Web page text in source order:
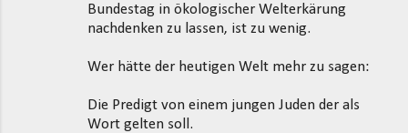
Bundestag in ökologischer Welterkärung
nachdenken zu lassen, ist zu wenig.
Wer hätte der heutigen Welt mehr zu sagen:
Die Predigt von einem jungen Juden der als
Wort gelten soll.